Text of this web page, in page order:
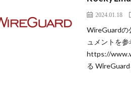
2024.01.18
WireGuardの
ュメントを
https://
る